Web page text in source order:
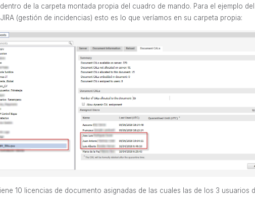
dentro de la carpeta montada propia del cuadro de mando. Para el ejemplo
JIRA (gestión de incidencias) esto es lo que veríamos en su carpeta propia:
10 licencias de documento asignadas de las cuales las de los 3 usuarios